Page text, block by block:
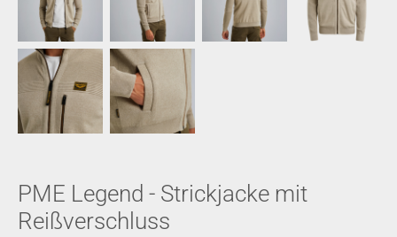
PME Legend - Strickjacke mit
Reißverschluss